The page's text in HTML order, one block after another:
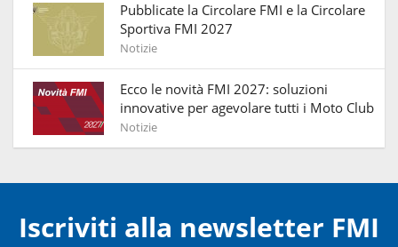
Pubblicate la Circolare FMI e la Circolare
Sportiva FMI 2027
Notizie
Ecco le novità FMI 2027: soluzioni
innovative per agevolare tutti i Moto Club
Notizie
Iscriviti alla newsletter FMI